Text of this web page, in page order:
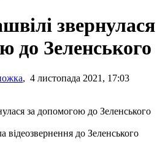
звернулася
до Зеленського
, 4 листопада 2021, 17:03
відеозвернення до Зеленського